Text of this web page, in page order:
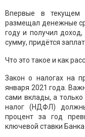
Впервые в текущем
размещал денежные
году и получил
сумму, придётся
Что это такое и как
Закон о налогах на
января 2021 года.
сами вклады, а
налог (НДФЛ)
процент за год
ключевой ставки Банка